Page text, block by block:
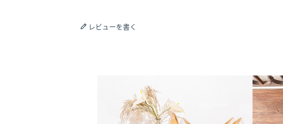
レビューを書く